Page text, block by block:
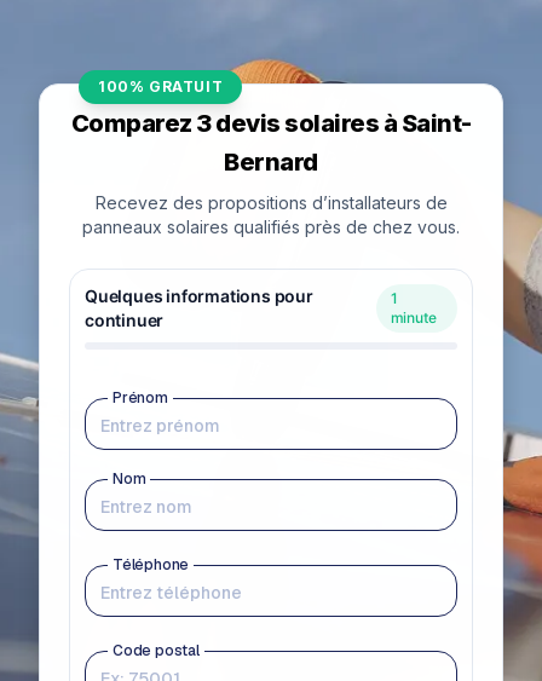
100% GRATUIT
Comparez 3 devis solaires à Saint-
Bernard
Recevez des propositions d’installateurs de
panneaux solaires qualifiés près de chez vous.